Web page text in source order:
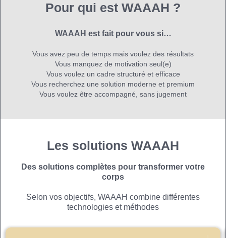
Pour qui est WAAAH ?
WAAAH est fait pour vous si…
Vous avez peu de temps mais voulez des résultats
Vous manquez de motivation seul(e)
Vous voulez un cadre structuré et efficace
Vous recherchez une solution moderne et premium
Vous voulez être accompagné, sans jugement
Les solutions WAAAH
Des solutions complètes pour transformer votre
corps
Selon vos objectifs, WAAAH combine différentes
technologies et méthodes